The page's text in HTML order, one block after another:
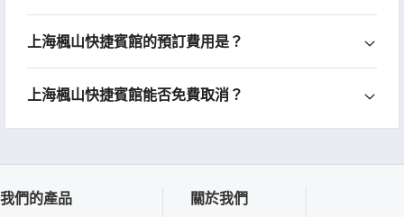
上海楓山快捷賓館的預訂費用是？
上海楓山快捷賓館能否免費取消？
我們的產品 關於我們